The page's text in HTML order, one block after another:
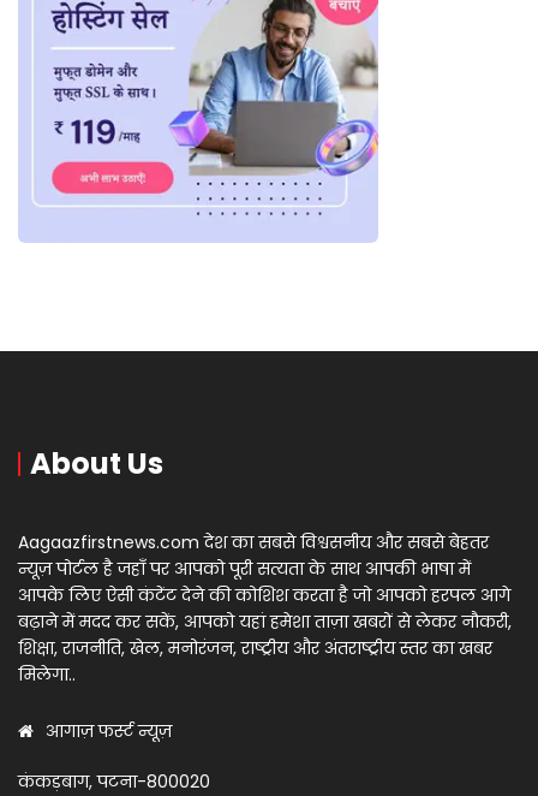
About Us
Aagaazfirstnews.com देश का सबसे विश्वसनीय और सबसे बेहतर
न्यूज़ पोर्टल है जहाँ पर आपको पूरी सत्यता के साथ आपकी भाषा में
आपके लिए ऐसी कंटेंट देने की कोशिश करता है जो आपको हरपल आगे
बढ़ाने में मदद कर सकें, आपको यहां हमेशा ताज़ा खबरों से लेकर नौकरी,
शिक्षा, राजनीति, खेल, मनोरंजन, राष्ट्रीय और अंतराष्ट्रीय स्तर का खबर
मिलेगा..
आगाज़ फर्स्ट न्यूज़
कंकड़बाग, पटना-800020